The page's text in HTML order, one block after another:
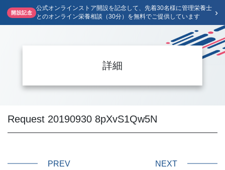
開設記念
公式オンラインストア開設を記念して、先着30名様に管理栄養士
とのオンライン栄養相談（30分）を無料でご提供しています
›
詳細
Request 20190930 8pXvS1Qw5N
PREV NEXT